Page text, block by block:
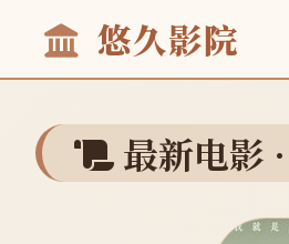
悠久影院
最新电影